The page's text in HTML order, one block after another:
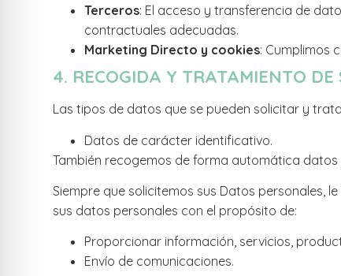
Terceros: El acceso y transferencia de
contractuales adecuadas.
Marketing Directo y cookies: Cumplimos
4. RECOGIDA Y TRATAMIENTO DE
Las tipos de datos que se pueden solicitar y
Datos de carácter identificativo.
También recogemos de forma automática
Siempre que solicitemos sus Datos personales,
sus datos personales con el propósito de:
Proporcionar información, servicios,
Envío de comunicaciones.